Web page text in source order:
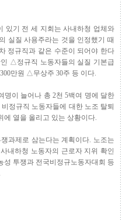
있기 전 세 지회는 사내하청 업체와
실질 사용주라는 것을 인정했기 때
정규직과 같은 수준이 되어야 한다
△정규직 노동자들의 실질 기본급
만원 △무상주 30주 등 이다.
명이 늘어나 총 2천 5백여 명에 달한
정규직 노동자들에 대한 노조 탈퇴
에 열을 올리고 있는 상황이다.
과제로 삼는다는 계획이다. 노조는
내하청 노동자의 근로자 지위 확인
성 투쟁과 전국비정규노동자대회 등